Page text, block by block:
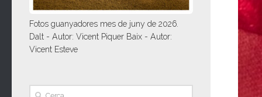
Fotos guanyadores mes de juny de 2026.
Dalt - Autor: Vicent Piquer Baix - Autor:
Vicent Esteve